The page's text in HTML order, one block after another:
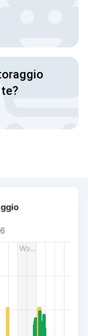
ranges from
Data ranges
We…